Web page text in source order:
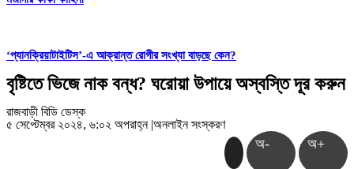
‘প্যানক্রিয়াটাইটিস’-এ আক্রান্ত রোগীর সংখ্যা বাড়ছে কেন?
বৃষ্টিতে ভিজে নাক বন্ধ? ঘরোয়া উপায়ে অস্বস্তি দূর করুন
রাজবাড়ী বিডি ডেস্ক
৫ সেপ্টেম্বর ২০২৪, ৬:০২ অপরাহ্ন |অনলাইন সংস্করণ
অ- অ+